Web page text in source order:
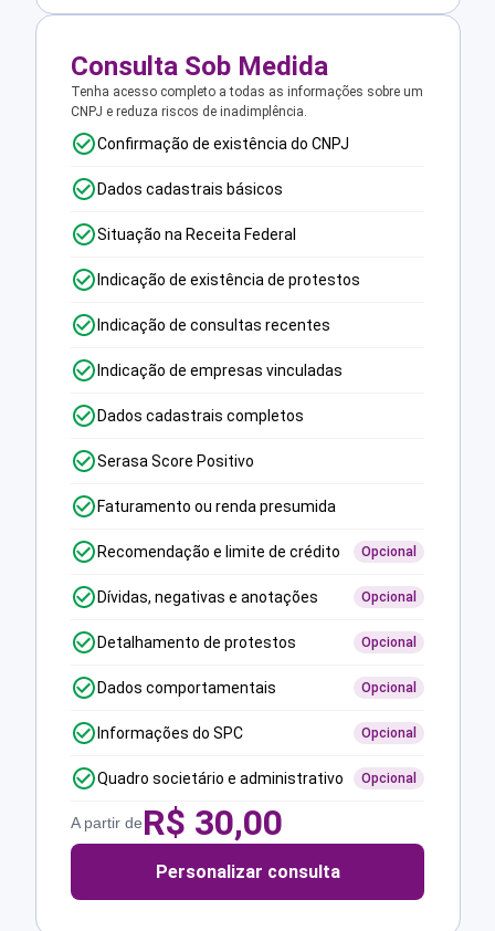
Consulta Sob Medida
Tenha acesso completo a todas as informações sobre um
CNPJ e reduza riscos de inadimplência.
Confirmação de existência do CNPJ
Dados cadastrais básicos
Situação na Receita Federal
Indicação de existência de protestos
Indicação de consultas recentes
Indicação de empresas vinculadas
Dados cadastrais completos
Serasa Score Positivo
Faturamento ou renda presumida
Recomendação e limite de crédito Opcional
Dívidas, negativas e anotações Opcional
Detalhamento de protestos Opcional
Dados comportamentais Opcional
Informações do SPC Opcional
Quadro societário e administrativo Opcional
A partir deR$ 30,00
Personalizar consulta